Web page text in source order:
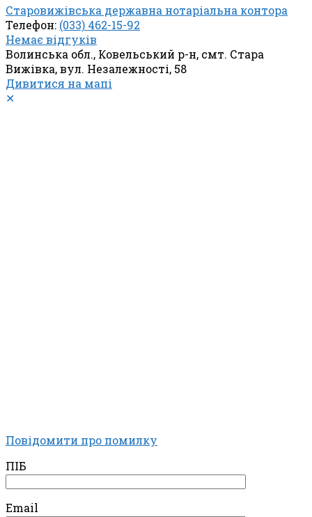
Старовижівська державна нотаріальна контора
Телефон: (033) 462-15-92
Немає відгуків
Волинська обл., Ковельський р-н, смт. Стара
Вижівка, вул. Незалежності, 58
Дивитися на мапі
✕
Повідомити про помилку
ПІБ
Email